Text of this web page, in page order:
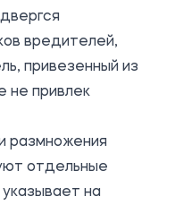
вредителей,
привезенный из
не привлек
размножения
отдельные
на